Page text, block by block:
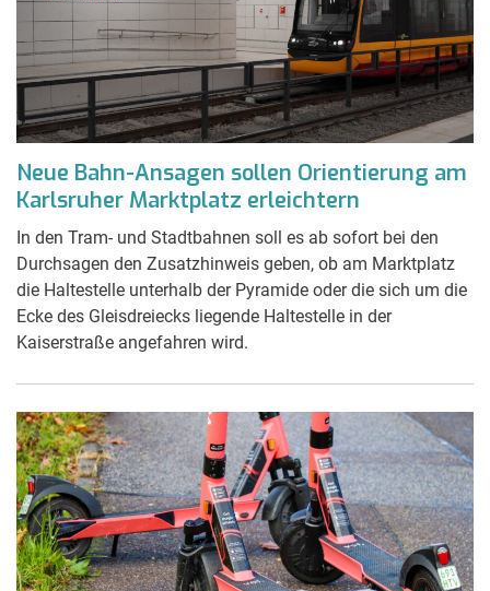
Neue Bahn-Ansagen sollen Orientierung am
Karlsruher Marktplatz erleichtern
In den Tram- und Stadtbahnen soll es ab sofort bei den
Durchsagen den Zusatzhinweis geben, ob am Marktplatz
die Haltestelle unterhalb der Pyramide oder die sich um die
Ecke des Gleisdreiecks liegende Haltestelle in der
Kaiserstraße angefahren wird.